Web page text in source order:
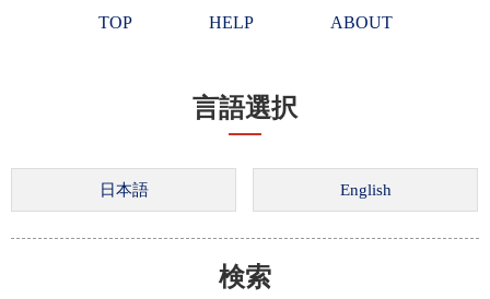
TOP HELP ABOUT
言語選択
検索